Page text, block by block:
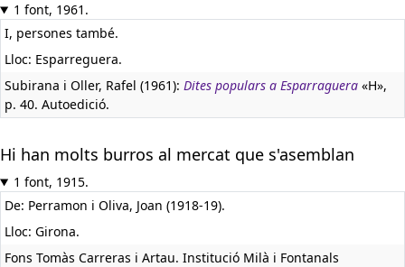
1 font, 1961.
I, persones també.
Lloc: Esparreguera.
Subirana i Oller, Rafel (1961): Dites populars a Esparraguera «H»,
p. 40. Autoedició.
Hi han molts burros al mercat que s'asemblan
1 font, 1915.
De: Perramon i Oliva, Joan (1918-19).
Lloc: Girona.
Fons Tomàs Carreras i Artau. Institució Milà i Fontanals